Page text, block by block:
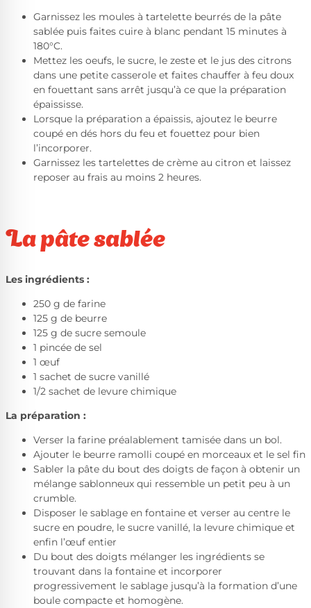
Garnissez les moules à tartelette beurrés de la pâte
sablée puis faites cuire à blanc pendant 15 minutes à
180°C.
Mettez les oeufs, le sucre, le zeste et le jus des citrons
dans une petite casserole et faites chauffer à feu doux
en fouettant sans arrêt jusqu’à ce que la préparation
épaississe.
Lorsque la préparation a épaissis, ajoutez le beurre
coupé en dés hors du feu et fouettez pour bien
l’incorporer.
Garnissez les tartelettes de crème au citron et laissez
reposer au frais au moins 2 heures.
La pâte sablée
Les ingrédients :
250 g de farine
125 g de beurre
125 g de sucre semoule
1 pincée de sel
1 œuf
1 sachet de sucre vanillé
1/2 sachet de levure chimique
La préparation :
Verser la farine préalablement tamisée dans un bol.
Ajouter le beurre ramolli coupé en morceaux et le sel fin
Sabler la pâte du bout des doigts de façon à obtenir un
mélange sablonneux qui ressemble un petit peu à un
crumble.
Disposer le sablage en fontaine et verser au centre le
sucre en poudre, le sucre vanillé, la levure chimique et
enfin l’œuf entier
Du bout des doigts mélanger les ingrédients se
trouvant dans la fontaine et incorporer
progressivement le sablage jusqu’à la formation d’une
boule compacte et homogène.